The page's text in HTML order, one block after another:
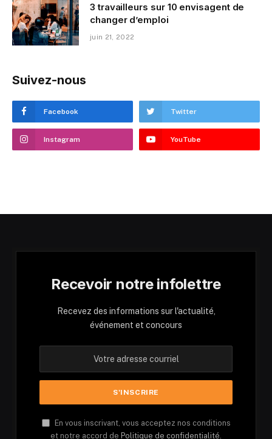
3 travailleurs sur 10 envisagent de
changer d’emploi
juin 21, 2022
Suivez-nous
Facebook Twitter
Instagram YouTube
Recevoir notre infolettre
Recevez des informations sur l'actualité,
événement et concours
En vous inscrivant, vous acceptez nos conditions
et notre accord de Politique de confidentialité.